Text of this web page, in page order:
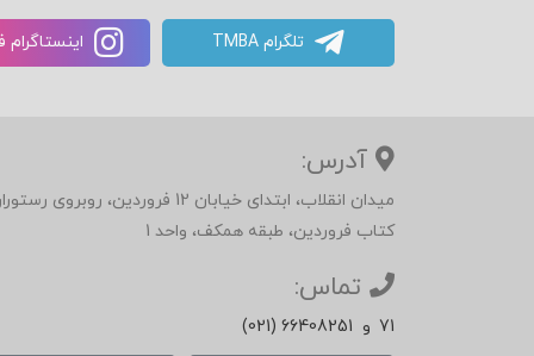
تلگرام TMBA
آدرس:
میدان انقلاب، ابتدای خیابان 12
کتاب فروردین، طبقه همکف، واحد 1
تماس:
(021) 66408251 و 71